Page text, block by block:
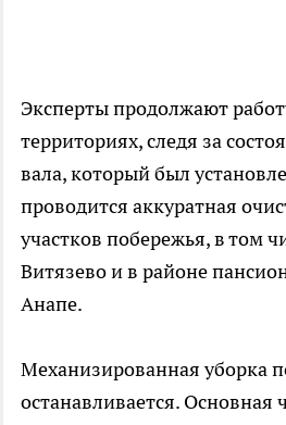
Эксперты продолжают
территориях, следя за
вала, который был
проводится аккуратная
участков побережья, в том
Витязево и в районе
Анапе.
Механизированная уборка
останавливается. Основная